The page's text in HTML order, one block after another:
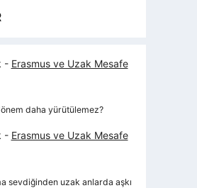
- Erasmus ve Uzak Mesafe
daha yürütülemez?
- Erasmus ve Uzak Mesafe
sevdiğinden uzak anlarda aşkı